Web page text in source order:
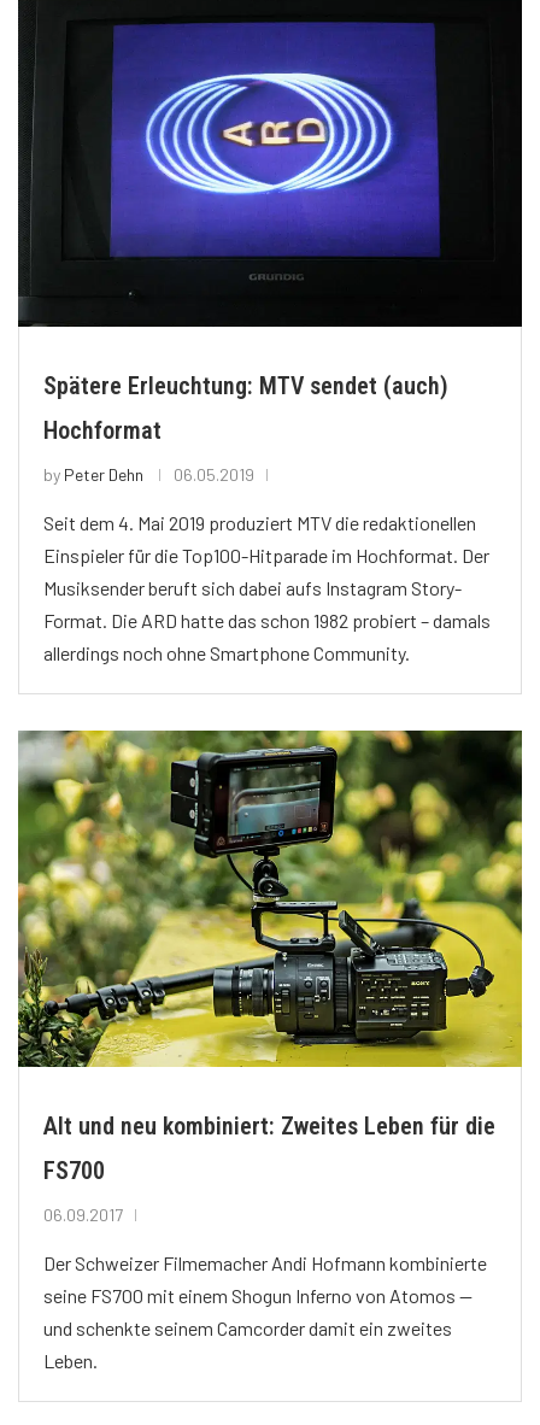
Spätere Erleuchtung: MTV sendet (auch)
Hochformat
by Peter Dehn 06.05.2019
Seit dem 4. Mai 2019 produziert MTV die redaktionellen
Einspieler für die Top100-Hitparade im Hochformat. Der
Musiksender beruft sich dabei aufs Instagram Story-
Format. Die ARD hatte das schon 1982 probiert – damals
allerdings noch ohne Smartphone Community.
Alt und neu kombiniert: Zweites Leben für die
FS700
06.09.2017
Der Schweizer Filmemacher Andi Hofmann kombinierte
seine FS700 mit einem Shogun Inferno von Atomos —
und schenkte seinem Camcorder damit ein zweites
Leben.